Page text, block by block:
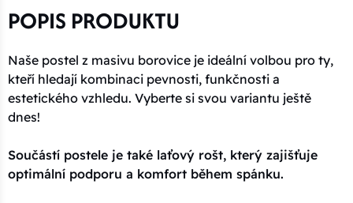
POPIS PRODUKTU
Naše postel z masivu borovice je ideální volbou pro ty,
kteří hledají kombinaci pevnosti, funkčnosti a
estetického vzhledu. Vyberte si svou variantu ještě
dnes!
Součástí postele je také laťový rošt, který zajišťuje
optimální podporu a komfort během spánku.